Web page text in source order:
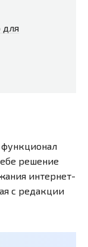
для
функционал
решение
интернет-
с редакции